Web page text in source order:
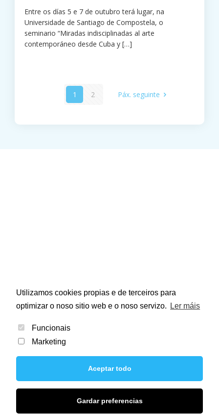
Entre os días 5 e 7 de outubro terá lugar, na
Universidade de Santiago de Compostela, o
seminario “Miradas indisciplinadas al arte
contemporáneo desde Cuba y […]
1 2 Páx. seguinte
Política de privacidade Política de cookies
Utilizamos cookies propias e de terceiros para
optimizar o noso sitio web e o noso servizo.
Ler máis
Funcionais
Marketing
Aceptar todo
Gardar preferencias